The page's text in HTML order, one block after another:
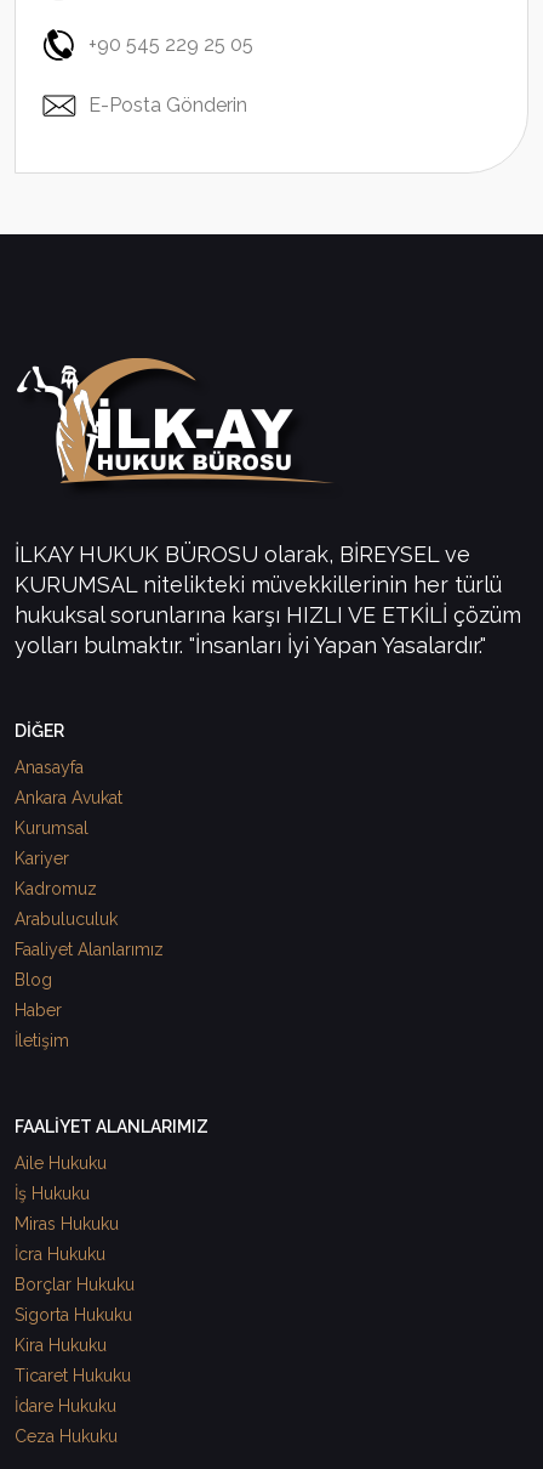
+90 545 229 25 05
E-Posta Gönderin
İLKAY HUKUK BÜROSU olarak, BİREYSEL ve
KURUMSAL nitelikteki müvekkillerinin her türlü
hukuksal sorunlarına karşı HIZLI VE ETKİLİ çözüm
yolları bulmaktır. "İnsanları İyi Yapan Yasalardır."
DİĞER
Anasayfa
Ankara Avukat
Kurumsal
Kariyer
Kadromuz
Arabuluculuk
Faaliyet Alanlarımız
Blog
Haber
İletişim
FAALİYET ALANLARIMIZ
Aile Hukuku
İş Hukuku
Miras Hukuku
İcra Hukuku
Borçlar Hukuku
Sigorta Hukuku
Kira Hukuku
Ticaret Hukuku
İdare Hukuku
Ceza Hukuku